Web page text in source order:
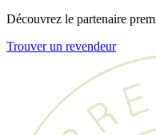
Découvrez le partenaire
Trouver un revendeur